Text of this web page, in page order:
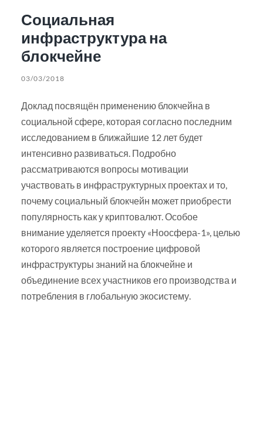
Социальная
инфраструктура на
блокчейне
03/03/2018
Доклад посвящён применению блокчейна в
социальной сфере, которая согласно последним
исследованием в ближайшие 12 лет будет
интенсивно развиваться. Подробно
рассматриваются вопросы мотивации
участвовать в инфраструктурных проектах и то,
почему социальный блокчейн может приобрести
популярность как у криптовалют. Особое
внимание уделяется проекту «Ноосфера-1», целью
которого является построение цифровой
инфраструктуры знаний на блокчейне и
объединение всех участников его производства и
потребления в глобальную экосистему.